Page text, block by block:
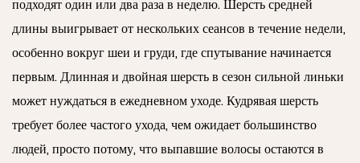
подходят один или два раза в неделю. Шерсть средней
длины выигрывает от нескольких сеансов в течение недели,
особенно вокруг шеи и груди, где спутывание начинается
первым. Длинная и двойная шерсть в сезон сильной линьки
может нуждаться в ежедневном уходе. Кудрявая шерсть
требует более частого ухода, чем ожидает большинство
людей, просто потому, что выпавшие волосы остаются в